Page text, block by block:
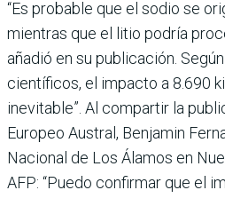
“Es probable que el sodio se
mientras que el litio podría
añadió en su publicación.
científicos, el impacto a 8.690
inevitable”. Al compartir la
Europeo Austral, Benjamin
Nacional de Los Álamos en
AFP: “Puedo confirmar que el